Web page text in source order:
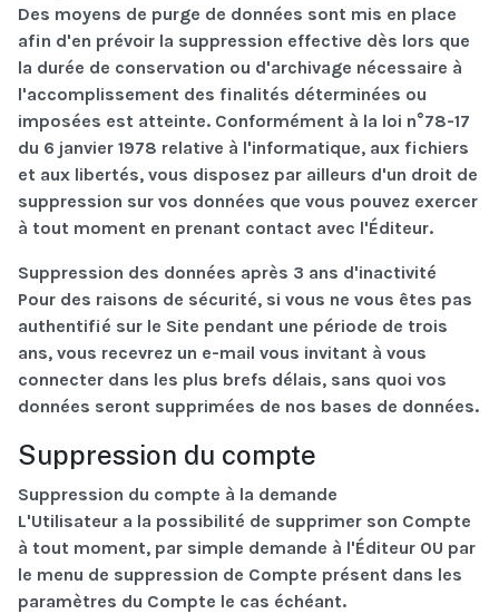
Des moyens de purge de données sont mis en place
afin d'en prévoir la suppression effective dès lors que
la durée de conservation ou d'archivage nécessaire à
l'accomplissement des finalités déterminées ou
imposées est atteinte. Conformément à la loi n°78-17
du 6 janvier 1978 relative à l'informatique, aux fichiers
et aux libertés, vous disposez par ailleurs d'un droit de
suppression sur vos données que vous pouvez exercer
à tout moment en prenant contact avec l'Éditeur.
Suppression des données après 3 ans d'inactivité
Pour des raisons de sécurité, si vous ne vous êtes pas
authentifié sur le Site pendant une période de trois
ans, vous recevrez un e-mail vous invitant à vous
connecter dans les plus brefs délais, sans quoi vos
données seront supprimées de nos bases de données.
Suppression du compte
Suppression du compte à la demande
L'Utilisateur a la possibilité de supprimer son Compte
à tout moment, par simple demande à l'Éditeur OU par
le menu de suppression de Compte présent dans les
paramètres du Compte le cas échéant.